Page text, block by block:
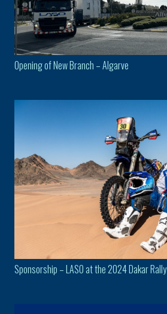
Opening of New Branch – Algarve
Sponsorship – LASO at the 2024 Dakar Rally